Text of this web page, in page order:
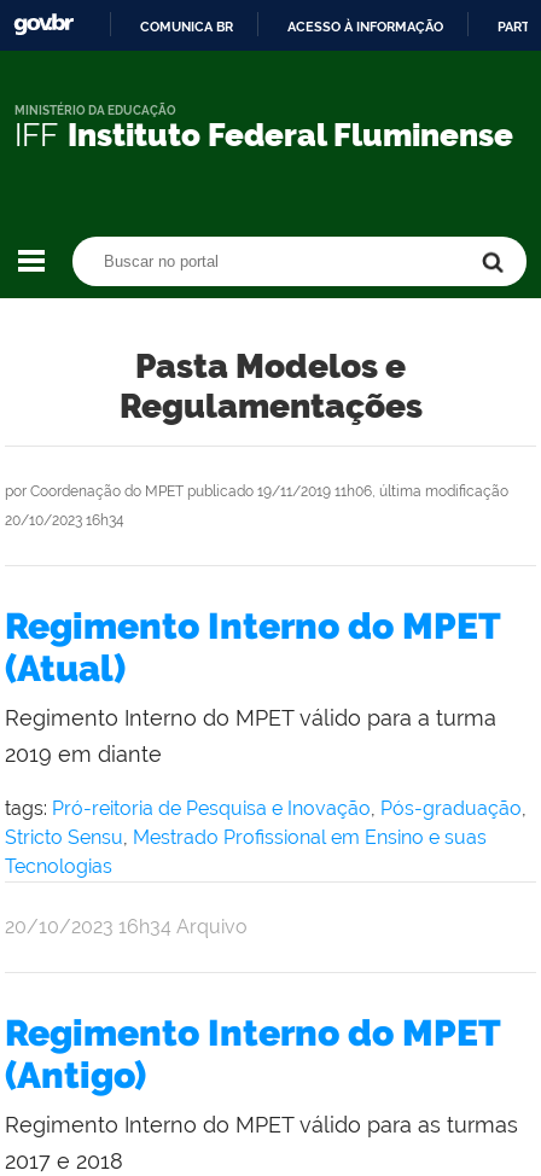
CONTEÚDO
COMUNICA BR ACESSO À INFORMAÇÃO
IFF Instituto Federal Fluminense
MINISTÉRIO DA EDUCAÇÃO
Pasta Modelos e
Regulamentações
por Coordenação do MPET publicado 19/11/2019 11h06, última modificação
20/10/2023 16h34
Regimento Interno do MPET
(Atual)
Regimento Interno do MPET válido para a turma
2019 em diante
tags: Pró-reitoria de Pesquisa e Inovação, Pós-graduação,
Stricto Sensu, Mestrado Profissional em Ensino e suas
Tecnologias
por
publicado
20/10/2023 16h34 Arquivo
Regimento Interno do MPET
(Antigo)
Regimento Interno do MPET válido para as turmas
2017 e 2018